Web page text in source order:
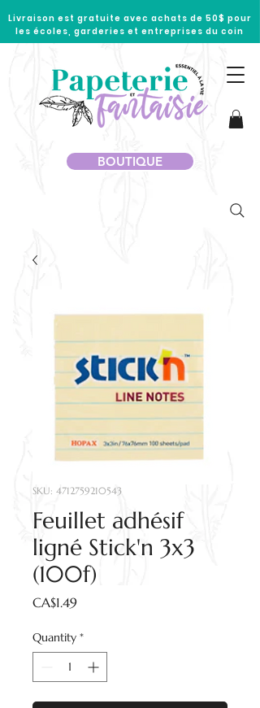
Livraison est gratuite avec achats de 50$ pour
les écoles, garderies et entreprises du coin
BOUTIQUE
SKU: 4712759210543
Feuillet adhésif
ligné Stick'n 3x3
(100f)
CA$1.49Price
Quantity *